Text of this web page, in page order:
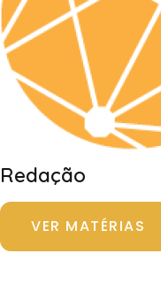
Redação
VER MATÉRIAS